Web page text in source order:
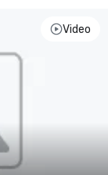
Video